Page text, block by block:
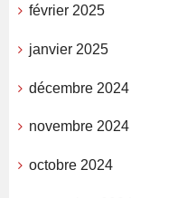
février 2025
janvier 2025
décembre 2024
novembre 2024
octobre 2024